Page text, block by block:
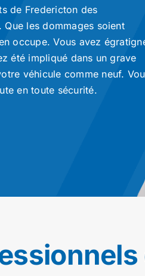
de Fredericton des
les dommages soient
occupe. Vous avez
été impliqué dans un grave
véhicule comme neuf.
en toute sécurité.